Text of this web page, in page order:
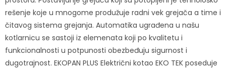
rešenje koje u mnogome produžuje radni vek grejača a time i
čitavog sistema grejanja. Automatika ugrađena u našu
kotlarnicu se sastoji iz elemenata koji po kvalitetu i
funkcionalnosti u potpunosti obezbeđuju sigurnost i
dugotrajnost. EKOPAN PLUS Električni kotao EKO TEK poseduje